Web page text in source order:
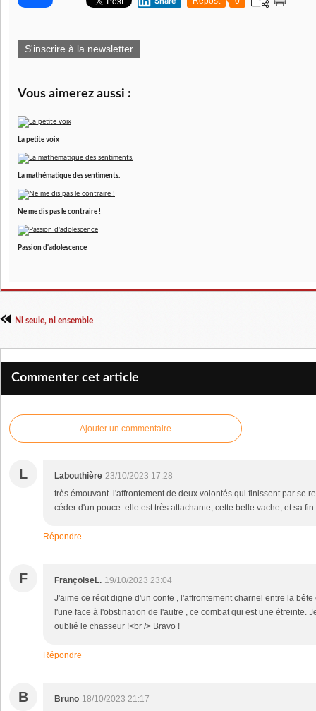
S'inscrire à la newsletter
Vous aimerez aussi :
La petite voix
La mathématique des sentiments.
Ne me dis pas le contraire !
Passion d'adolescence
Ni seule, ni ensemble
Commenter cet article
Ajouter un commentaire
L Labouthière 23/10/2023 17:28
très émouvant. l'affrontement de deux volontés qui finissent par se
céder d'un pouce. elle est très attachante, cette belle vache, et sa
Répondre
F FrançoiseL. 19/10/2023 23:04
J'aime ce récit digne d'un conte , l'affrontement charnel entre la
l'une face à l'obstination de l'autre , ce combat qui est une étreinte.
oublié le chasseur !<br /> Bravo !
Répondre
B Bruno 18/10/2023 21:17